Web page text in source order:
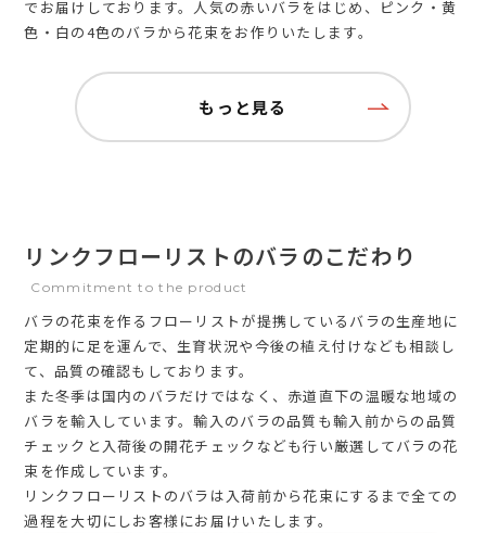
でお届けしております。人気の赤いバラをはじめ、ピンク・黄
色・白の4色のバラから花束をお作りいたします。
もっと見る
リンクフローリストのバラのこだわり
Commitment to the product
バラの花束を作るフローリストが提携しているバラの生産地に
定期的に足を運んで、生育状況や今後の植え付けなども相談し
て、品質の確認もしております。
また冬季は国内のバラだけではなく、赤道直下の温暖な地域の
バラを輸入しています。輸入のバラの品質も輸入前からの品質
チェックと入荷後の開花チェックなども行い厳選してバラの花
束を作成しています。
リンクフローリストのバラは入荷前から花束にするまで全ての
過程を大切にしお客様にお届けいたします。